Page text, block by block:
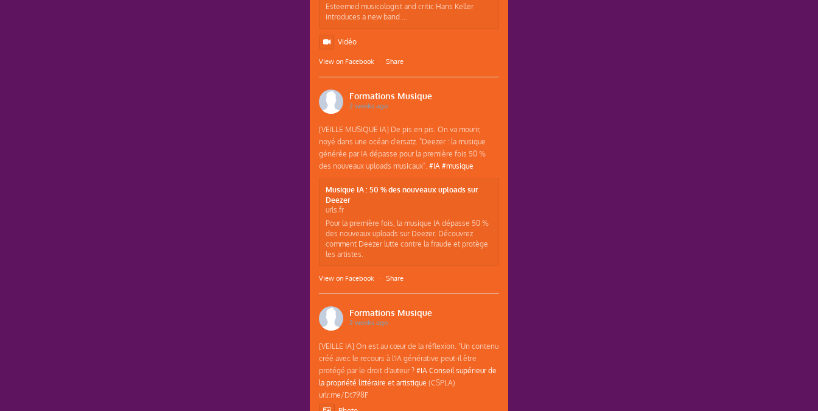
Esteemed musicologist and critic Hans Keller
introduces a new band ...
Vidéo
View on Facebook · Share
Formations Musique
2 weeks ago
[VEILLE MUSIQUE IA] De pis en pis. On va mourir,
noyé dans une océan d'ersatz. "Deezer : la musique
générée par IA dépasse pour la première fois 50 %
des nouveaux uploads musicaux". #IA #musique
Musique IA : 50 % des nouveaux uploads sur
Deezer
urls.fr
Pour la première fois, la musique IA dépasse 50 %
des nouveaux uploads sur Deezer. Découvrez
comment Deezer lutte contre la fraude et protège
les artistes.
View on Facebook · Share
Formations Musique
2 weeks ago
[VEILLE IA] On est au cœur de la réflexion. "Un contenu
créé avec le recours à l'IA générative peut-il être
protégé par le droit d'auteur ?#IA Conseil supérieur de
la propriété littéraire et artistique (CSPLA)
urlr.me/Dt798F